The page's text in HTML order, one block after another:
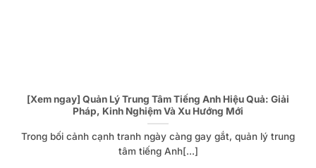
[Xem ngay] Quản Lý Trung Tâm Tiếng Anh Hiệu Quả: Giải
Pháp, Kinh Nghiệm Và Xu Hướng Mới
Trong bối cảnh cạnh tranh ngày càng gay gắt, quản lý trung
tâm tiếng Anh[...]